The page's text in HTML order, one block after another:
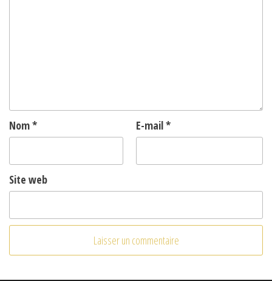
Nom* E-mail*
Site web